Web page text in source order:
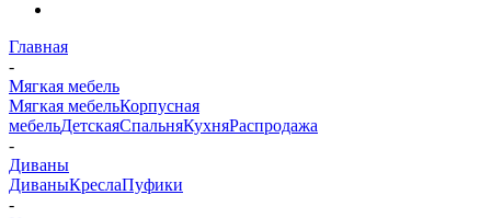
Главная
-
Мягкая мебель
Мягкая мебельКорпусная
мебельДетскаяСпальняКухняРаспродажа
-
Диваны
ДиваныКреслаПуфики
-